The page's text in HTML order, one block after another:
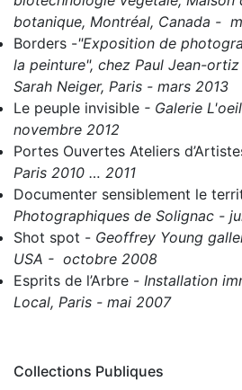
botanique, Montréal, Canada -
Borders -"Exposition de
la peinture", chez Paul Jean-
Sarah Neiger, Paris - mars 2013
Le peuple invisible - Galerie
novembre 2012
Portes Ouvertes Ateliers
Paris 2010 … 2011
Documenter sensiblement le
Photographiques de Solignac -
Shot spot - Geoffrey Young
USA - octobre 2008
Esprits de l’Arbre - Installation
Local, Paris - mai 2007
Collections Publiques